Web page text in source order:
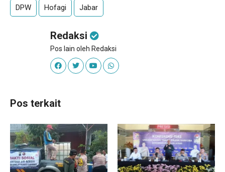
DPW Hofagi Jabar
Redaksi
Pos lain oleh Redaksi
Pos terkait